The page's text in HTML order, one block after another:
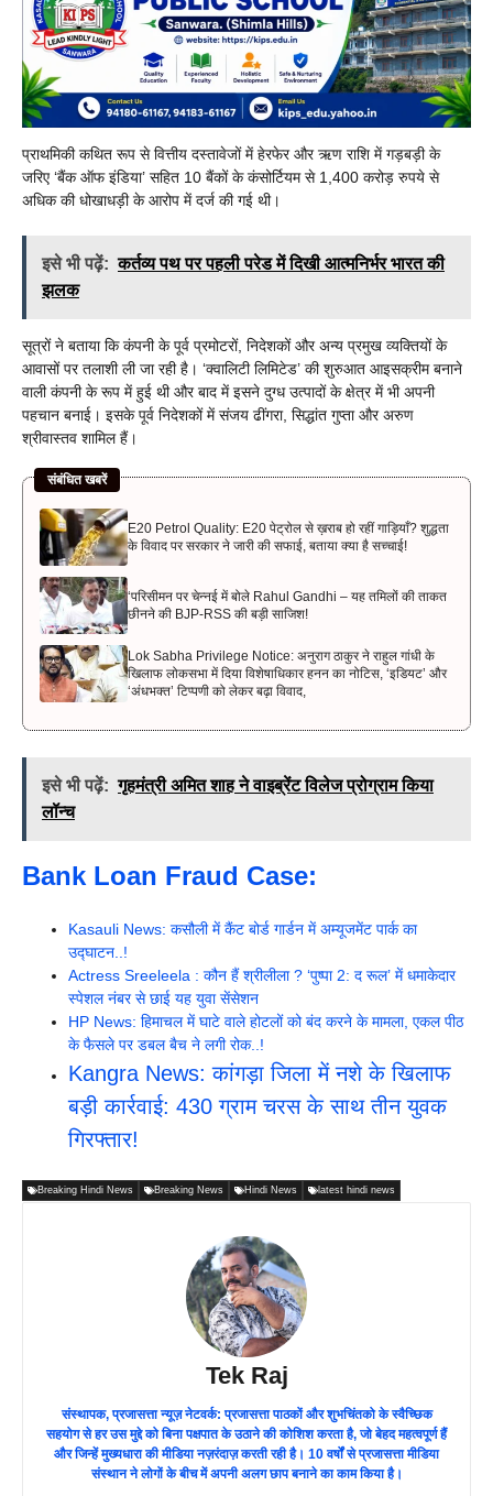
प्राथमिकी कथित रूप से वित्तीय दस्तावेजों में हेरफेर और ऋण राशि में गड़बड़ी के
जरिए ‘बैंक ऑफ इंडिया’ सहित 10 बैंकों के कंसोर्टियम से 1,400 करोड़ रुपये से
अधिक की धोखाधड़ी के आरोप में दर्ज की गई थी।
इसे भी पढ़ें: कर्तव्य पथ पर पहली परेड में दिखी आत्मनिर्भर भारत की
झलक
सूत्रों ने बताया कि कंपनी के पूर्व प्रमोटरों, निदेशकों और अन्य प्रमुख व्यक्तियों के
आवासों पर तलाशी ली जा रही है। ‘क्वालिटी लिमिटेड’ की शुरुआत आइसक्रीम बनाने
वाली कंपनी के रूप में हुई थी और बाद में इसने दुग्ध उत्पादों के क्षेत्र में भी अपनी
पहचान बनाई। इसके पूर्व निदेशकों में संजय ढींगरा, सिद्धांत गुप्ता और अरुण
श्रीवास्तव शामिल हैं।
संबंधित खबरें
E20 Petrol Quality: E20 पेट्रोल से ख़राब हो रहीं गाड़ियाँ? शुद्धता
के विवाद पर सरकार ने जारी की सफाई, बताया क्या है सच्चाई!
‘परिसीमन पर चेन्नई में बोले Rahul Gandhi – यह तमिलों की ताकत
छीनने की BJP-RSS की बड़ी साजिश!
Lok Sabha Privilege Notice: अनुराग ठाकुर ने राहुल गांधी के
खिलाफ लोकसभा में दिया विशेषाधिकार हनन का नोटिस, ‘इडियट’ और
‘अंधभक्त’ टिप्पणी को लेकर बढ़ा विवाद,
इसे भी पढ़ें: गृहमंत्री अमित शाह ने वाइब्रेंट विलेज प्रोग्राम किया
लॉन्च
Bank Loan Fraud Case:
Kasauli News: कसौली में कैंट बोर्ड गार्डन में अम्यूजमेंट पार्क का
उद्घाटन..!
Actress Sreeleela : कौन हैं श्रीलीला ? ‘पुष्पा 2: द रूल’ में धमाकेदार
स्पेशल नंबर से छाई यह युवा सेंसेशन
HP News: हिमाचल में घाटे वाले होटलों को बंद करने के मामला, एकल पीठ
के फैसले पर डबल बैच ने लगी रोक..!
Kangra News: कांगड़ा जिला में नशे के खिलाफ
बड़ी कार्रवाई: 430 ग्राम चरस के साथ तीन युवक
गिरफ्तार!
Breaking Hindi News Breaking News Hindi News latest hindi news
Tek Raj
संस्थापक, प्रजासत्ता न्यूज़ नेटवर्क: प्रजासत्ता पाठकों और शुभचिंतको के स्वैच्छिक
सहयोग से हर उस मुद्दे को बिना पक्षपात के उठाने की कोशिश करता है, जो बेहद महत्वपूर्ण हैं
और जिन्हें मुख्यधारा की मीडिया नज़रंदाज़ करती रही है। 10 वर्षों से प्रजासत्ता मीडिया
संस्थान ने लोगों के बीच में अपनी अलग छाप बनाने का काम किया है।